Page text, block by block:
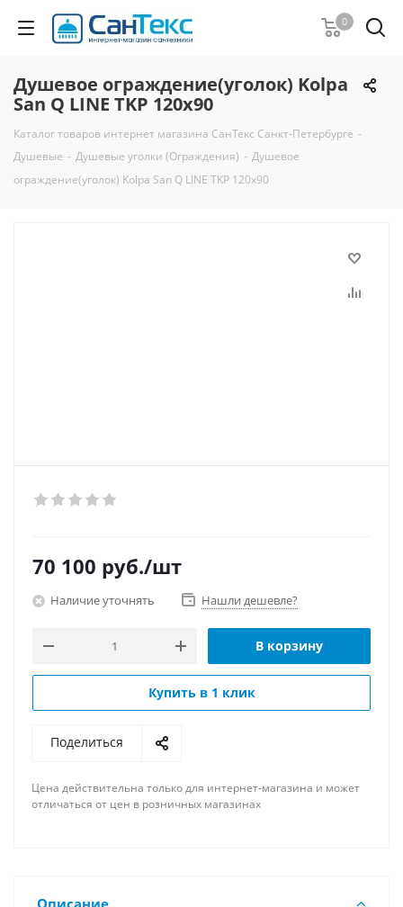
0
Душевое ограждение(уголок) Kolpa
San Q LINE TKP 120х90
Каталог товаров интернет магазина СанТекс Санкт-Петербурге -
Душевые - Душевые уголки (Ограждения) - Душевое
ограждение(уголок) Kolpa San Q LINE TKP 120х90
70 100 руб./шт
Наличие уточнять Нашли дешевле?
В корзину
Купить в 1 клик
Поделиться
Цена действительна только для интернет-магазина и может
отличаться от цен в розничных магазинах
Описание